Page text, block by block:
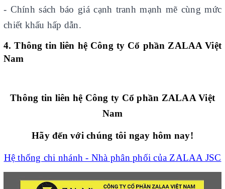
- Chính sách báo giá cạnh tranh mạnh mẽ cùng mức
chiết khấu hấp dẫn.
4. Thông tin liên hệ Công ty Cổ phần ZALAA Việt
Nam
Thông tin liên hệ Công ty Cổ phần ZALAA Việt
Nam
Hãy đến với chúng tôi ngay hôm nay!
Hệ thống chi nhánh - Nhà phân phối của ZALAA JSC